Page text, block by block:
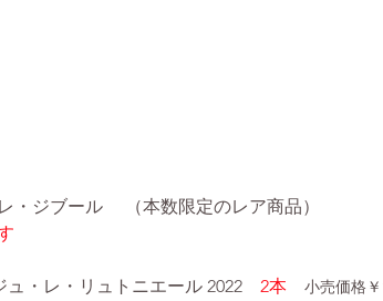
・ジブール
（本数限定のレア商品）
ュ・レ・リュトニエール 2022 2本 小売価格